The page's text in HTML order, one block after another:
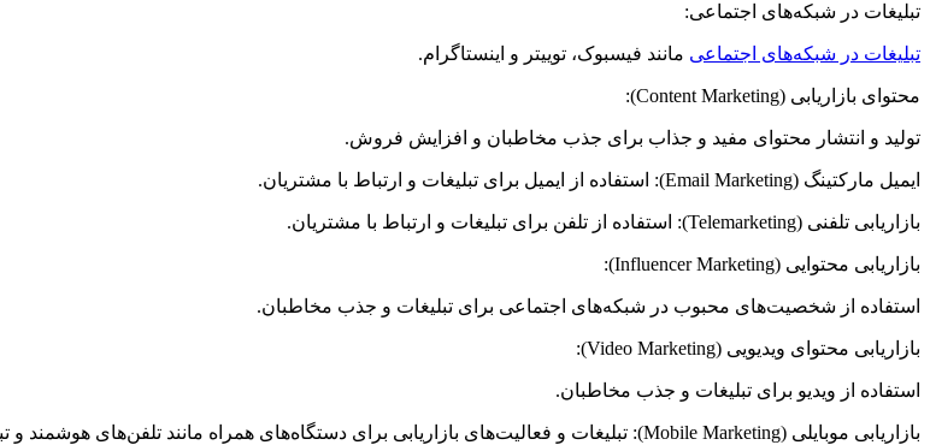
تبلیغات در شبکه‌های اجتماعی:
تبلیغات در شبکه‌های اجتماعی مانند فیسبوک، توییتر و اینستاگرام.
محتوای بازاریابی (Content Marketing):
تولید و انتشار محتوای مفید و جذاب برای جذب مخاطبان و افزایش فروش.
ایمیل مارکتینگ (Email Marketing): استفاده از ایمیل برای تبلیغات و ارتباط با مشتریان.
بازاریابی تلفنی (Telemarketing): استفاده از تلفن برای تبلیغات و ارتباط با مشتریان.
بازاریابی محتوایی (Influencer Marketing):
استفاده از شخصیت‌های محبوب در شبکه‌های اجتماعی برای تبلیغات و جذب مخاطبان.
بازاریابی محتوای ویدیویی (Video Marketing):
استفاده از ویدیو برای تبلیغات و جذب مخاطبان.
بازاریابی موبایلی (Mobile Marketing): تبلیغات و فعالیت‌های بازاریابی برای دستگاه‌های همراه مانند تلفن‌های هوشمند و تبلت.